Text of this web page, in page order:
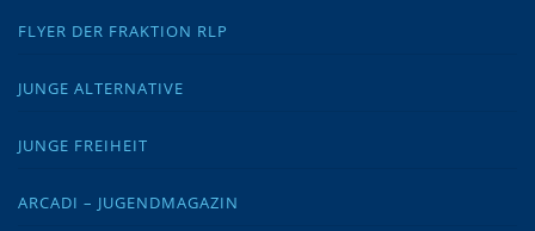
FLYER DER FRAKTION RLP
JUNGE ALTERNATIVE
JUNGE FREIHEIT
ARCADI – JUGENDMAGAZIN